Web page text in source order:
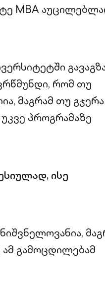
MBA
რომ თუ
მაგრამ თუ
პროგრამაზე
ისე
გამოცდილებამ